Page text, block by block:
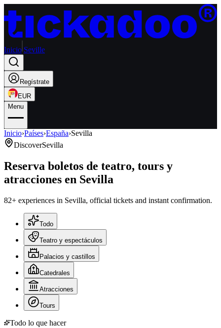
Inicio Seville
Regístrate
EUR
Menu
Inicio›Países›España›Sevilla
DiscoverSevilla
Reserva boletos de teatro, tours y
atracciones en Sevilla
82+ experiences in Sevilla, official tickets and instant confirmation.
Todo
Teatro y espectáculos
Palacios y castillos
Catedrales
Atracciones
Tours
Todo lo que hacer